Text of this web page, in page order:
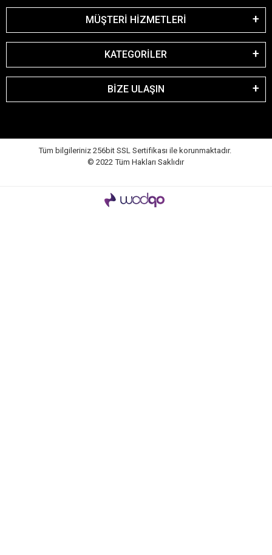
MÜŞTERİ HİZMETLERİ
KATEGORİLER
BİZE ULAŞIN
Tüm bilgileriniz 256bit SSL Sertifikası ile korunmaktadır.
© 2022Tüm Hakları Saklıdır